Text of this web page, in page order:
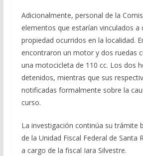
Adicionalmente, personal de la
elementos que estarían vinculados a
propiedad ocurridos en la localidad.
encontraron un motor y dos ruedas
una motocicleta de 110 cc. Los dos
detenidos, mientras que sus
notificadas formalmente sobre la
curso.
La investigación continúa su trámite
de la Unidad Fiscal Federal de Santa
a cargo de la fiscal Iara Silvestre.